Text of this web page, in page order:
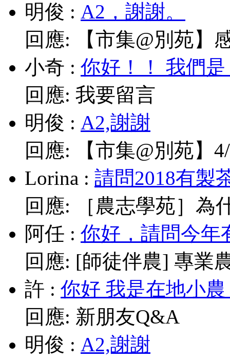
明俊 : A2，謝謝。
回應:
【市集@別苑】
小奇 : 你好！！ 我們
回應: 我要留言
明俊 : A2,謝謝
回應:
【市集@別苑】
Lorina : 請問2018有製
回應:
［農志學苑］為
阿任 : 你好，請問今年
回應: [師徒伴農] 專業
許 : 你好 我是在地小
回應: 新朋友Q&A
明俊 : A2,謝謝